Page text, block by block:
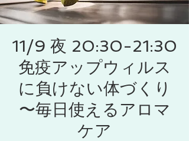
11/9 夜 20:30-21:30
免疫アップウィルス
に負けない体づくり
〜毎日使えるアロマ
ケア